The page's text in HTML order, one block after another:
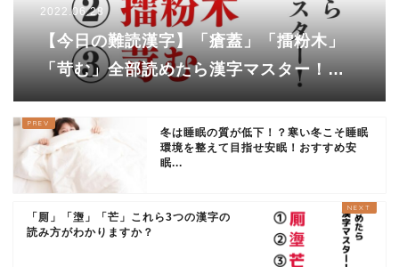
2022.06.28
【今日の難読漢字】「瘡蓋」「擂粉木」
「苛む」全部読めたら漢字マスター！
「苛む」を「かむ」と読んだあなたは…
冬は睡眠の質が低下！？寒い冬こそ睡眠
環境を整えて目指せ安眠！おすすめ安
眠...
「厠」「塰」「芒」これら3つの漢字の
読み方がわかりますか？